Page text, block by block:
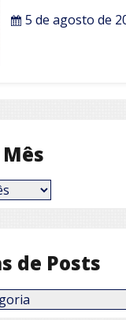
5 de agosto de
de Posts